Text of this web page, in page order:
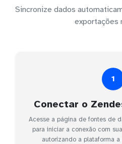
Sincronize dados
exportações
1
Conectar o
Acesse a página de fontes de
para iniciar a conexão com
autorizando a plataforma